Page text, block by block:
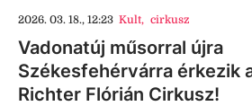
2026. 03. 18., 12:23 Kult, cirkusz
Vadonatúj műsorral újra
Székesfehérvárra érkezik
Richter Flórián Cirkusz!